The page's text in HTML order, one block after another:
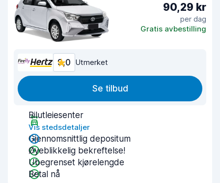
90,29 kr
per dag
Gratis avbestilling
9,0 Utmerket
Se tilbud
Bilutleiesenter
Vis stedsdetaljer
Gjennomsnittlig depositum
Øyeblikkelig bekreftelse!
Ubegrenset kjørelengde
Betal nå